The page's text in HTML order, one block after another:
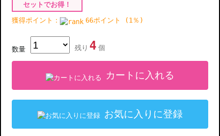
セットでお得！
獲得ポイント：
66ポイント (1％)
数量 残り 4 個
カートに入れる
お気に入りに登録